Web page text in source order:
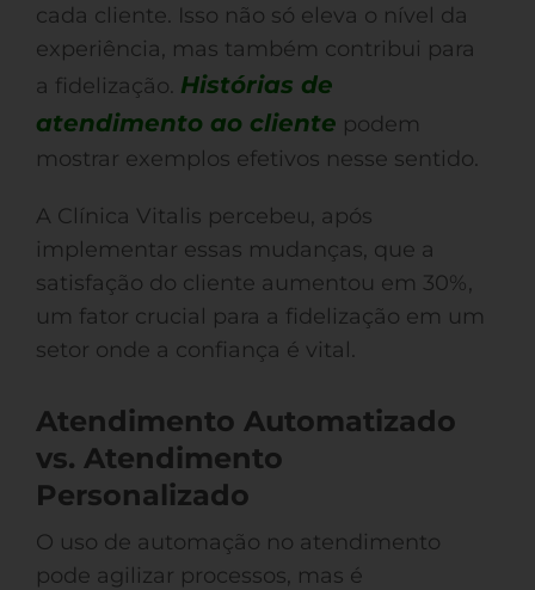
cada cliente. Isso não só eleva o nível da
experiência, mas também contribui para
a fidelização. Histórias de
atendimento ao cliente podem
mostrar exemplos efetivos nesse sentido.
A Clínica Vitalis percebeu, após
implementar essas mudanças, que a
satisfação do cliente aumentou em 30%,
um fator crucial para a fidelização em um
setor onde a confiança é vital.
Atendimento Automatizado
vs. Atendimento
Personalizado
O uso de automação no atendimento
pode agilizar processos, mas é